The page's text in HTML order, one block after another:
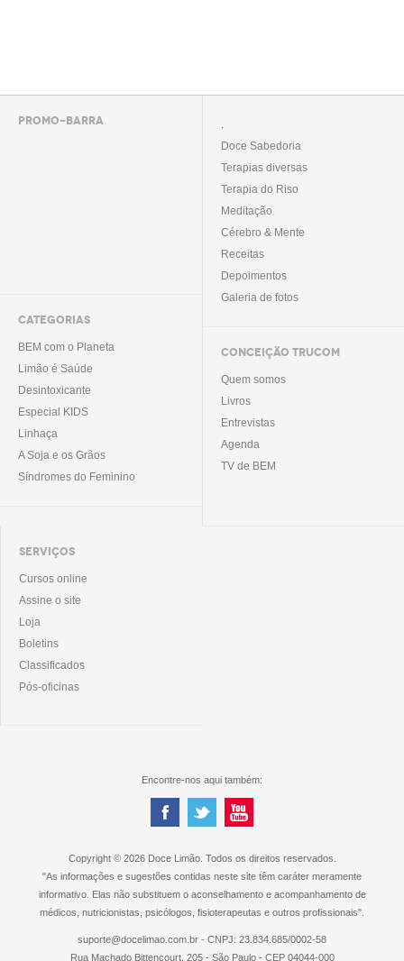
PROMO-BARRA
CATEGORIAS
BEM com o Planeta
Limão é Saúde
Desintoxicante
Especial KIDS
Linhaça
A Soja e os Grãos
Síndromes do Feminino
.
Doce Sabedoria
Terapias diversas
Terapia do Riso
Meditação
Cérebro & Mente
Receitas
Depoimentos
Galeria de fotos
CONCEIÇÃO TRUCOM
Quem somos
Livros
Entrevistas
Agenda
TV de BEM
SERVIÇOS
Cursos online
Assine o site
Loja
Boletins
Classificados
Pós-oficinas
Encontre-nos aqui também:
Copyright © 2026 Doce Limão. Todos os direitos reservados.
"As informações e sugestões contidas neste site têm caráter meramente
informativo. Elas não substituem o aconselhamento e acompanhamento de
médicos, nutricionistas, psicólogos, fisioterapeutas e outros profissionais".
suporte@docelimao.com.br - CNPJ: 23.834.685/0002-58
Rua Machado Bittencourt, 205 - São Paulo - CEP 04044-000